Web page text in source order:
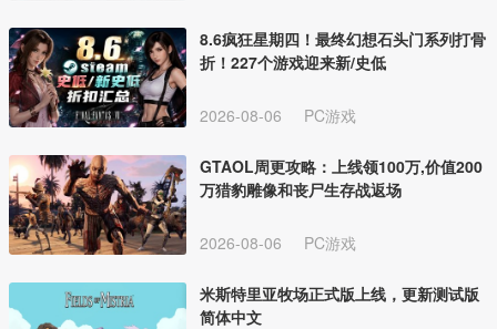
8.6疯狂星期四！最终幻想石头门系列打骨
折！227个游戏迎来新/史低
2026-08-06 PC游戏
GTAOL周更攻略：上线领100万,价值200
万猎豹雕像和丧尸生存战返场
2026-08-06 PC游戏
米斯特里亚牧场正式版上线，更新测试版
简体中文